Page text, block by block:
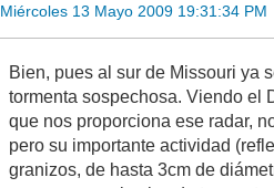
Miércoles 13 Mayo 2009 19:31:34 PM
Bien, pues al sur de Missouri ya
tormenta sospechosa. Viendo el
que nos proporciona ese radar,
pero su importante actividad
granizos, de hasta 3cm de